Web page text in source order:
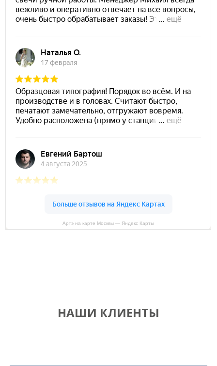
Артэ на карте Москвы — Яндекс Карты
НАШИ КЛИЕНТЫ